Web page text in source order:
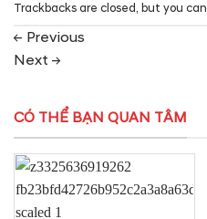
Trackbacks are closed, but you can
← Previous
Next →
CÓ THỂ BẠN QUAN TÂM